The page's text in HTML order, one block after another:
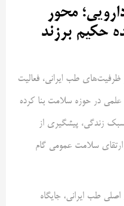
محور
حکیم برزند
ظرفیت‌های طب ایرانی، فعالیت
در حوزه سلامت بنا کرده
زندگی، پیشگیری از
سلامت عمومی گام
طب ایرانی، جایگاه